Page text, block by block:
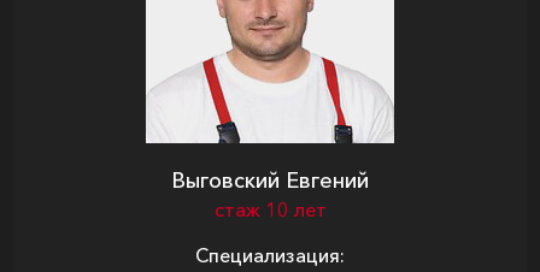
Выговский Евгений
стаж 10 лет
Специализация: